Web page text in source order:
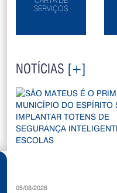
SERVIÇOS
NOTÍCIAS [+]
05/08/2026